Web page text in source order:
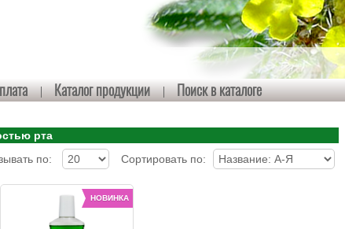
Каталог продукции Поиск в каталоге
рта
Сортировать по:
по: